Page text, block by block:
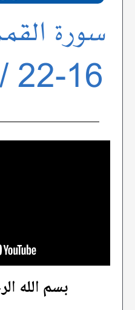
سورة
16-22 / الدرس 2
بسم الله